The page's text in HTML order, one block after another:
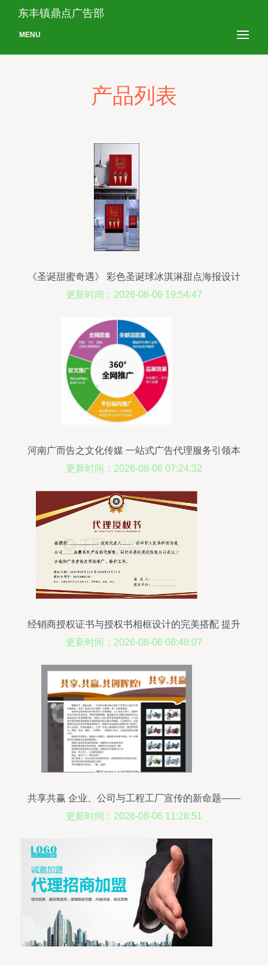
东丰镇鼎点广告部
MENU
产品列表
《圣诞甜蜜奇遇》 彩色圣诞球冰淇淋甜点海报设计
解析
更新时间：2026-08-06 19:54:47
河南广而告之文化传媒 一站式广告代理服务引领本
地营销新高度
更新时间：2026-08-06 07:24:32
经销商授权证书与授权书相框设计的完美搭配 提升
广告设计品质的关键
更新时间：2026-08-06 08:48:07
共享共赢 企业、公司与工程工厂宣传的新命题——
广告代理如何搭建互利桥梁
更新时间：2026-08-06 11:28:51